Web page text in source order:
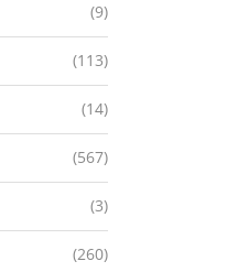
(9)
(113)
(14)
(567)
(3)
(260)